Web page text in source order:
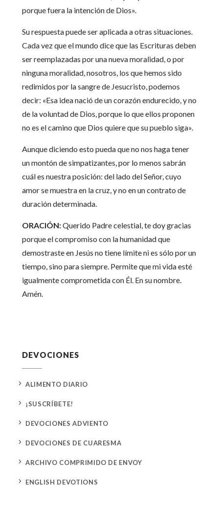
porque fuera la intención de Dios».
Su respuesta puede ser aplicada a otras situaciones.
Cada vez que el mundo dice que las Escrituras deben
ser reemplazadas por una nueva moralidad, o por
ninguna moralidad, nosotros, los que hemos sido
redimidos por la sangre de Jesucristo, podemos
decir: «Esa idea nació de un corazón endurecido, y no
de la voluntad de Dios, porque lo que ellos proponen
no es el camino que Dios quiere que su pueblo siga».
Aunque diciendo esto pueda que no nos haga tener
un montón de simpatizantes, por lo menos sabrán
cuál es nuestra posición: del lado del Señor, cuyo
amor se muestra en la cruz, y no en un contrato de
duración determinada.
ORACIÓN:Querido Padre celestial, te doy gracias
porque el compromiso con la humanidad que
demostraste en Jesús no tiene límite ni es sólo por un
tiempo, sino para siempre. Permite que mi vida esté
igualmente comprometida con Él. En su nombre.
Amén.
DEVOCIONES
5 ALIMENTO DIARIO
5 ¡SUSCRÍBETE!
5 DEVOCIONES ADVIENTO
5 DEVOCIONES DE CUARESMA
5 ARCHIVO COMPRIMIDO DE ENVOY
5 ENGLISH DEVOTIONS